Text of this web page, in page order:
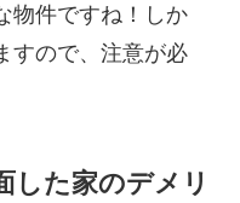
物件ですね！しか
すので、注意が必
した家のデメリ